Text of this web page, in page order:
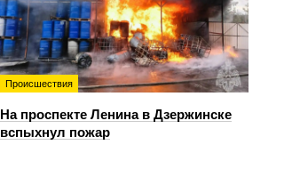
Происшествия
На проспекте Ленина в Дзержинске
вспыхнул пожар